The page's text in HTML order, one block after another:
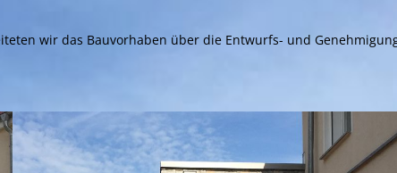
wir das Bauvorhaben über die Entwurfs- und